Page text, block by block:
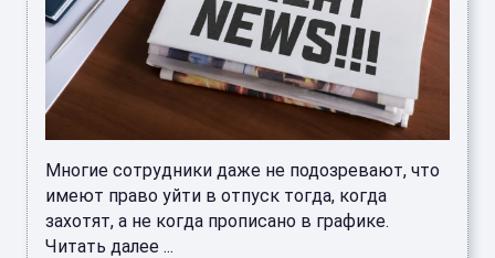
Многие сотрудники даже не подозревают, что
имеют право уйти в отпуск тогда, когда
захотят, а не когда прописано в графике.
Читать далее ...